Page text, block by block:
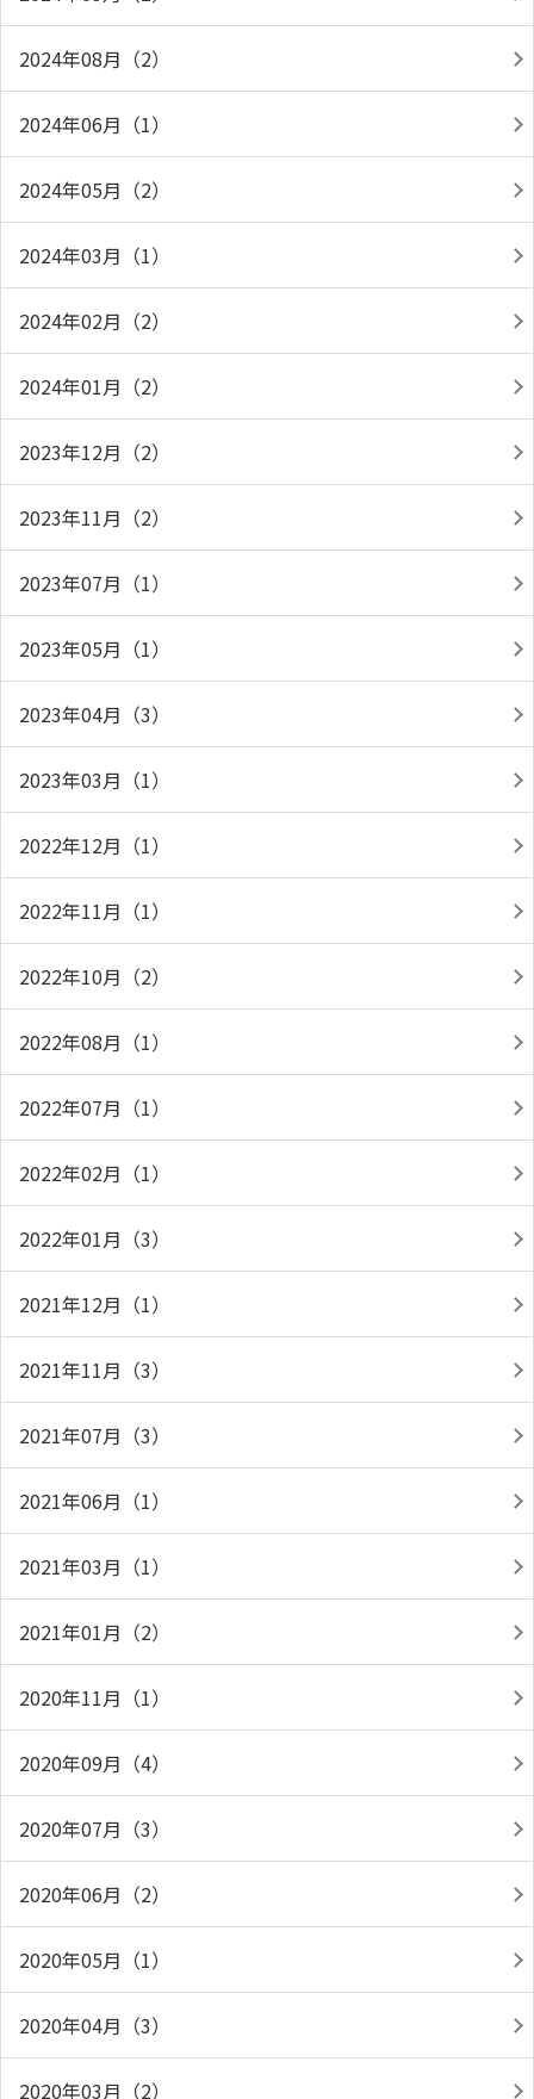
2024年08月（2）
2024年06月（1）
2024年05月（2）
2024年03月（1）
2024年02月（2）
2024年01月（2）
2023年12月（2）
2023年11月（2）
2023年07月（1）
2023年05月（1）
2023年04月（3）
2023年03月（1）
2022年12月（1）
2022年11月（1）
2022年10月（2）
2022年08月（1）
2022年07月（1）
2022年02月（1）
2022年01月（3）
2021年12月（1）
2021年11月（3）
2021年07月（3）
2021年06月（1）
2021年03月（1）
2021年01月（2）
2020年11月（1）
2020年09月（4）
2020年07月（3）
2020年06月（2）
2020年05月（1）
2020年04月（3）
2020年03月（2）